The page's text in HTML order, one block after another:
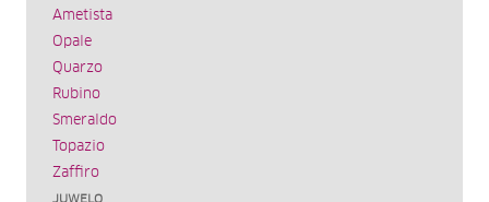
Ametista
Opale
Quarzo
Rubino
Smeraldo
Topazio
Zaffiro
JUWELO